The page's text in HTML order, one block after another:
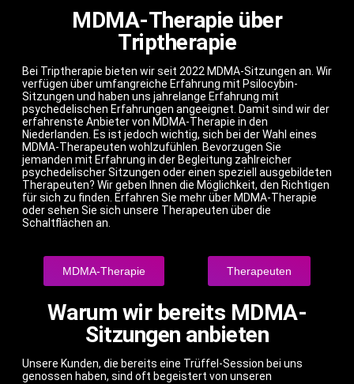
MDMA-Therapie über
Triptherapie
Bei Triptherapie bieten wir seit 2022 MDMA-Sitzungen an. Wir
verfügen über umfangreiche Erfahrung mit Psilocybin-
Sitzungen und haben uns jahrelange Erfahrung mit
psychedelischen Erfahrungen angeeignet. Damit sind wir der
erfahrenste Anbieter von MDMA-Therapie in den
Niederlanden. Es ist jedoch wichtig, sich bei der Wahl eines
MDMA-Therapeuten wohlzufühlen. Bevorzugen Sie
jemanden mit Erfahrung in der Begleitung zahlreicher
psychedelischer Sitzungen oder einen speziell ausgebildeten
Therapeuten? Wir geben Ihnen die Möglichkeit, den Richtigen
für sich zu finden. Erfahren Sie mehr über MDMA-Therapie
oder sehen Sie sich unsere Therapeuten über die
Schaltflächen an.
MDMA-Therapie Therapeuten
Warum wir bereits MDMA-
Sitzungen anbieten
Unsere Kunden, die bereits eine Trüffel-Session bei uns
genossen haben, sind oft begeistert von unseren